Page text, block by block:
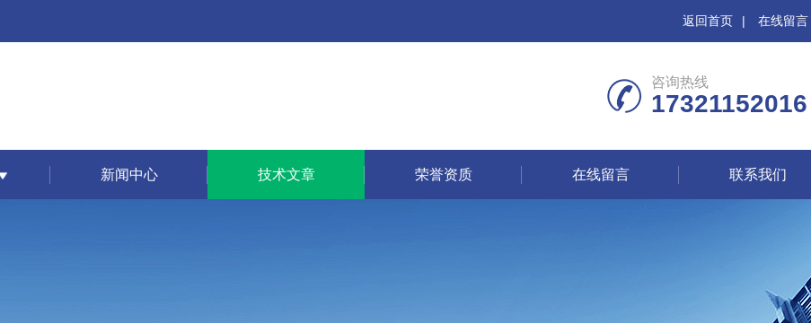
返回首页 | 在线留言
咨询热线
17321152016
新闻中心 技术文章 荣誉资质 在线留言 联系我们